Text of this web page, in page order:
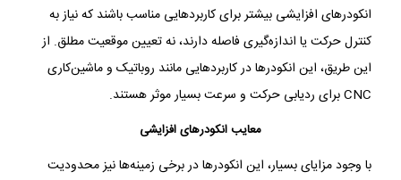
انکودرهای افزایشی بیشتر برای کاربردهایی مناسب باشند که نیاز به
کنترل حرکت یا اندازه‌گیری فاصله دارند، نه تعیین موقعیت مطلق. از
این طریق، این انکودرها در کاربردهایی مانند روباتیک و ماشین‌کاری
CNC برای ردیابی حرکت و سرعت بسیار موثر هستند.
معایب انکودرهای افزایشی
با وجود مزایای بسیار، این انکودرها در برخی زمینه‌ها نیز محدودیت